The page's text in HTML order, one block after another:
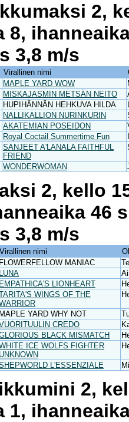
2,
8,
3,8 m/s
Virallinen nimi
MAPLE YARD WOW
MISKAJASMIN METSÄN NEITO
HUPIHÄNNÄN HEHKUVA HILDA
NALLIKALLION NURINKURIN
AKATEMIAN POSEIDON
Royal Coctail Summertime Fun
SANJEET A'LANALA FAITHFUL
FRIEND
WONDERWOMAN
2, kello
46
3,8 m/s
Virallinen nimi
FLOWERFELLOW MANIAC
LUNA
EMPATHICA'S LIONHEART
WINGS OF THE
MAPLE YARD WHY NOT
CREDO
BLACK MISMATCH
ICE WOLFS FIGHTER
UNKNOWN
L'ESSENZIALE
2,
1,